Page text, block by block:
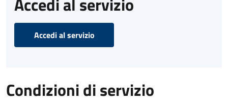
Accedi al servizio
Condizioni di servizio